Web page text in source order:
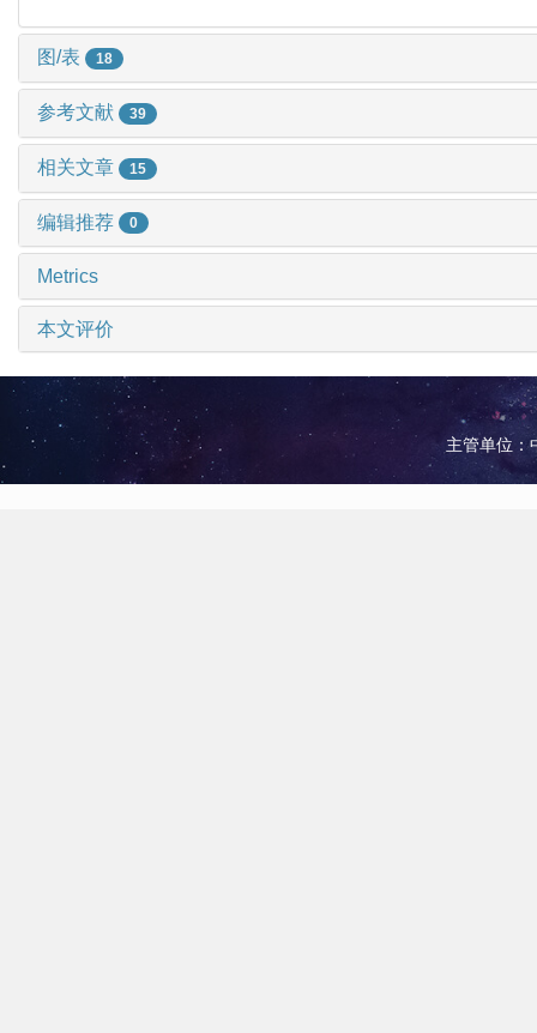
图/表 18
参考文献 39
相关文章 15
编辑推荐 0
Metrics
本文评价
主管单位：